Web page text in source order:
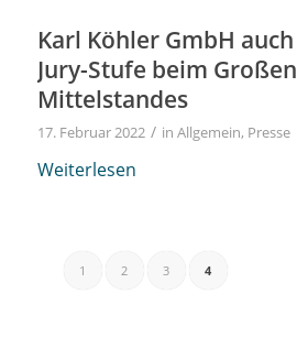
Karl Köhler GmbH
Jury-Stufe beim
Mittelstandes
17. Februar 2022 / in Allgemein, Presse
Weiterlesen
1 2 3 4